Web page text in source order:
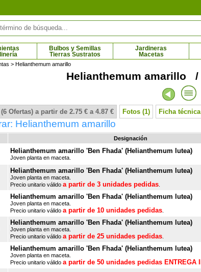
Bulbos y Semillas
Tierras Sustratos
Jardineras
Macetas
> Helianthemum amarillo
Helianthemum amarillo
Ofertas) a partir de 2.75 € a 4.87 € Fotos (1) Ficha técnica
Helianthemum amarillo
Designación
Helianthemum amarillo 'Ben Fhada' (Helianthemum lutea)
Joven planta en maceta.
Helianthemum amarillo 'Ben Fhada' (Helianthemum lutea)
Joven planta en maceta.
Precio unitario válido a partir de 3 unidades pedidas
Helianthemum amarillo 'Ben Fhada' (Helianthemum lutea)
Joven planta en maceta.
Precio unitario válido a partir de 10 unidades pedidas
Helianthemum amarillo 'Ben Fhada' (Helianthemum lutea)
Joven planta en maceta.
Precio unitario válido a partir de 25 unidades pedidas
Helianthemum amarillo 'Ben Fhada' (Helianthemum lutea)
Joven planta en maceta.
Precio unitario válido a partir de 50 unidades pedidas ENTREGA